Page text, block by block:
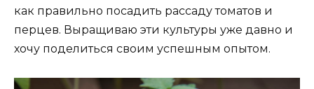
как правильно посадить рассаду томатов и
перцев. Выращиваю эти культуры уже давно и
хочу поделиться своим успешным опытом.